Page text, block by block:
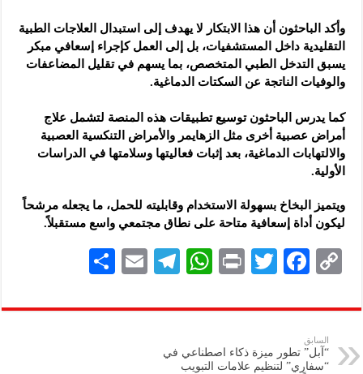
وأكد الباحثون أن هذا الابتكار لا يهدف إلى استبدال العلاجات الطبية
التقليدية داخل المستشفيات، بل إلى العمل كإجراء إسعافي مبكر
يسبق التدخل الطبي المتخصص، بما يسهم في تقليل المضاعفات
والوفيات الناتجة عن السكتات الدماغية.
كما يدرس الباحثون توسيع تطبيقات هذه المنصة لتشمل علاج
أمراض عصبية أخرى مثل الزهايمر والأمراض التنكسية العصبية
والالتهابات الدماغية، بعد إثبات فعاليتها وسلامتها في الدراسات
الأولية.
ويتميز البخاخ بسهولة الاستخدام وقابليته للحمل، ما يجعله مرشحاً
ليكون أداة إسعافية متاحة على نطاق مجتمعي واسع مستقبلاً.
C
p
y
Li
F
eb
k
T
tt
P
nt
W
at
A
Te
gr
E
ai
ar
السابق
“آبل” تطور ميزة ذكاء اصطناعي في
“سفاري” لتنظيم علامات التبويب